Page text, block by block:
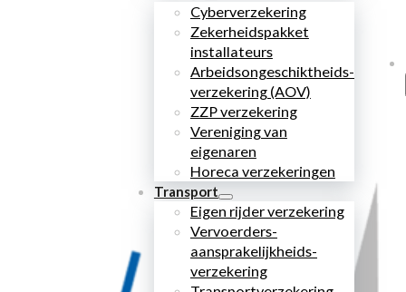
Cyberverzekering
Zekerheidspakket
installateurs
Arbeidsongeschiktheids­
verzekering (AOV)
ZZP verzekering
Vereniging van
eigenaren
Horeca verzekeringen
Transport
Eigen rijder verzekering
Vervoerders­
aansprakelijkheids­
verzekering